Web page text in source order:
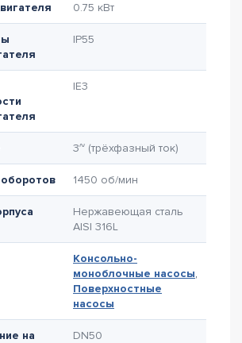
0.75 кВт
IP55
IE3
3~ (трёхфазный ток)
1450 об/мин
Нержавеющая сталь
AISI 316L
Консольно-
моноблочные насосы,
Поверхностные
насосы
на
DN50